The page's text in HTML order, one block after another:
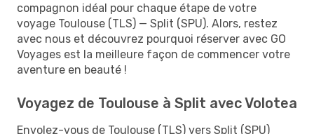
compagnon idéal pour chaque étape de votre
voyage Toulouse (TLS) — Split (SPU). Alors, restez
avec nous et découvrez pourquoi réserver avec GO
Voyages est la meilleure façon de commencer votre
aventure en beauté !
Voyagez de Toulouse à Split avec Volotea
Envolez-vous de Toulouse (TLS) vers Split (SPU)